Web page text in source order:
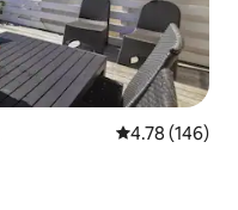
レビュー146
4.78 (146)